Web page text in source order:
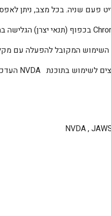
פעם שניה. בכל מצב, ניתן
בכפוף (תנאי יצרן) הגלישה
השימוש המקובל להפעלה עם
לשימוש בתוכנת NVDA
NVDA ,